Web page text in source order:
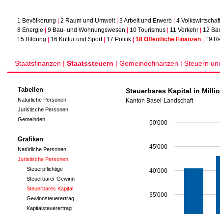
1 Bevölkerung 2 Raum und Umwelt| 3 Arbeit und Erwerb
4 Volkswirtschaft
8 Energie | 9 Bau- und Wohnungswesen | 10 Tourismus | 11 Verkehr | 12
15 Bildung | 16 Kultur und Sport| 17 Politik | 18 Öffentliche Finanzen | 19
Staatsfinanzen | Staatssteuern | Gemeindefinanzen | Steuern
Tabellen
Natürliche Personen
Juristische Personen
Gemeinden
Grafiken
Natürliche Personen
Juristische Personen
Steuerpflichtige
Steuerbarer Gewinn
Steuerbares Kapital
Gewinnsteuerertrag
Kapitalsteuerertrag
Steuerbares Kapital in
Kanton Basel-Landschaft
35'000
40'000
45'000
50'000